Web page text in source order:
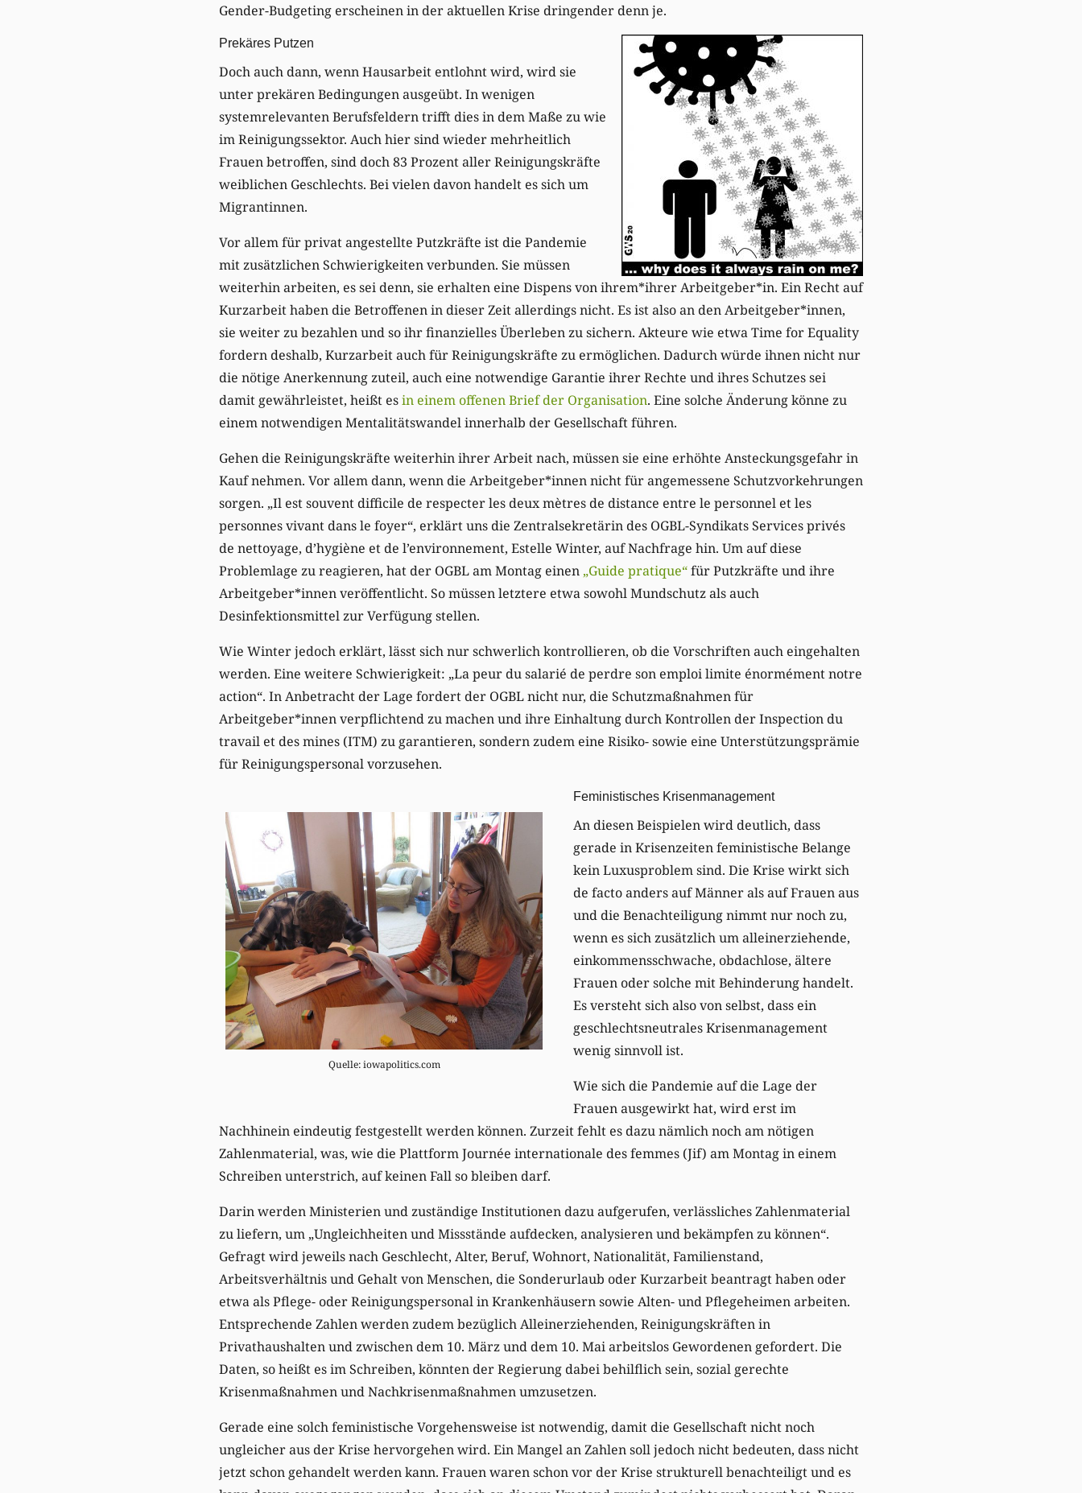
Gender-Budgeting erscheinen in der aktuellen Krise dringender denn je.
Prekäres Putzen
Doch auch dann, wenn Hausarbeit entlohnt wird, wird sie
unter prekären Bedingungen ausgeübt. In wenigen
systemrelevanten Berufsfeldern trifft dies in dem Maße zu wie
im Reinigungssektor. Auch hier sind wieder mehrheitlich
Frauen betroffen, sind doch 83 Prozent aller Reinigungskräfte
weiblichen Geschlechts. Bei vielen davon handelt es sich um
Migrantinnen.
Vor allem für privat angestellte Putzkräfte ist die Pandemie
mit zusätzlichen Schwierigkeiten verbunden. Sie müssen
weiterhin arbeiten, es sei denn, sie erhalten eine Dispens von ihrem*ihrer Arbeitgeber*in. Ein Recht auf
Kurzarbeit haben die Betroffenen in dieser Zeit allerdings nicht. Es ist also an den Arbeitgeber*innen,
sie weiter zu bezahlen und so ihr finanzielles Überleben zu sichern. Akteure wie etwa Time for Equality
fordern deshalb, Kurzarbeit auch für Reinigungskräfte zu ermöglichen. Dadurch würde ihnen nicht nur
die nötige Anerkennung zuteil, auch eine notwendige Garantie ihrer Rechte und ihres Schutzes sei
damit gewährleistet, heißt esin einem offenen Brief der Organisation. Eine solche Änderung könne zu
einem notwendigen Mentalitätswandel innerhalb der Gesellschaft führen.
Gehen die Reinigungskräfte weiterhin ihrer Arbeit nach, müssen sie eine erhöhte Ansteckungsgefahr in
Kauf nehmen. Vor allem dann, wenn die Arbeitgeber*innen nicht für angemessene Schutzvorkehrungen
sorgen. „Il est souvent difficile de respecter les deux mètres de distance entre le personnel et les
personnes vivant dans le foyer“, erklärt uns die Zentralsekretärin des OGBL-Syndikats Services privés
de nettoyage, d’hygiène et de l’environnement, Estelle Winter, auf Nachfrage hin. Um auf diese
Problemlage zu reagieren, hat der OGBL am Montag einen „Guide pratique“für Putzkräfte und ihre
Arbeitgeber*innen veröffentlicht. So müssen letztere etwa sowohl Mundschutz als auch
Desinfektionsmittel zur Verfügung stellen.
Wie Winter jedoch erklärt, lässt sich nur schwerlich kontrollieren, ob die Vorschriften auch eingehalten
werden. Eine weitere Schwierigkeit: „La peur du salarié de perdre son emploi limite énormément notre
action“. In Anbetracht der Lage fordert der OGBL nicht nur, die Schutzmaßnahmen für
Arbeitgeber*innen verpflichtend zu machen und ihre Einhaltung durch Kontrollen der Inspection du
travail et des mines (ITM) zu garantieren, sondern zudem eine Risiko- sowie eine Unterstützungsprämie
für Reinigungspersonal vorzusehen.
Quelle: iowapolitics.com
Feministisches Krisenmanagement
An diesen Beispielen wird deutlich, dass
gerade in Krisenzeiten feministische Belange
kein Luxusproblem sind. Die Krise wirkt sich
de facto anders auf Männer als auf Frauen aus
und die Benachteiligung nimmt nur noch zu,
wenn es sich zusätzlich um alleinerziehende,
einkommensschwache, obdachlose, ältere
Frauen oder solche mit Behinderung handelt.
Es versteht sich also von selbst, dass ein
geschlechtsneutrales Krisenmanagement
wenig sinnvoll ist.
Wie sich die Pandemie auf die Lage der
Frauen ausgewirkt hat, wird erst im
Nachhinein eindeutig festgestellt werden können. Zurzeit fehlt es dazu nämlich noch am nötigen
Zahlenmaterial, was, wie die Plattform Journée internationale des femmes (Jif) am Montag in einem
Schreiben unterstrich, auf keinen Fall so bleiben darf.
Darin werden Ministerien und zuständige Institutionen dazu aufgerufen, verlässliches Zahlenmaterial
zu liefern, um „Ungleichheiten und Missstände aufdecken, analysieren und bekämpfen zu können“.
Gefragt wird jeweils nach Geschlecht, Alter, Beruf, Wohnort, Nationalität, Familienstand,
Arbeitsverhältnis und Gehalt von Menschen, die Sonderurlaub oder Kurzarbeit beantragt haben oder
etwa als Pflege- oder Reinigungspersonal in Krankenhäusern sowie Alten- und Pflegeheimen arbeiten.
Entsprechende Zahlen werden zudem bezüglich Alleinerziehenden, Reinigungskräften in
Privathaushalten und zwischen dem 10. März und dem 10. Mai arbeitslos Gewordenen gefordert. Die
Daten, so heißt es im Schreiben, könnten der Regierung dabei behilflich sein, sozial gerechte
Krisenmaßnahmen und Nachkrisenmaßnahmen umzusetzen.
Gerade eine solch feministische Vorgehensweise ist notwendig, damit die Gesellschaft nicht noch
ungleicher aus der Krise hervorgehen wird. Ein Mangel an Zahlen soll jedoch nicht bedeuten, dass nicht
jetzt schon gehandelt werden kann. Frauen waren schon vor der Krise strukturell benachteiligt und es